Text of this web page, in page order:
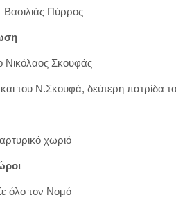
Βασιλιάς Πύρρος
Νικόλαος Σκουφάς
του Ν.Σκουφά, δεύτερη πατρίδα
χωριό
όλο τον Νομό